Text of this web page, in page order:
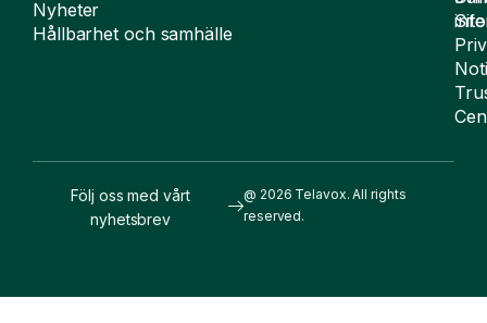
Nyheter
Hållbarhet och samhälle
@ 2026 Telavox. All rights
reserved.
Följ oss med vårt
nyhetsbrev